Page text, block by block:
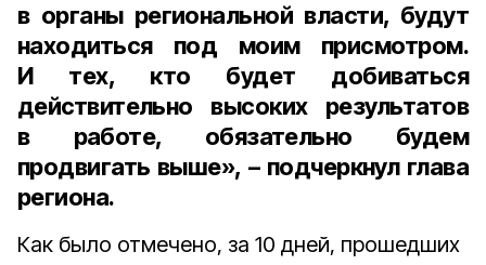
в органы региональной власти, будут
находиться под моим присмотром.
И тех, кто будет добиваться
действительно высоких результатов
в работе, обязательно будем
продвигать выше», – подчеркнул глава
региона.
Как было отмечено, за 10 дней, прошедших